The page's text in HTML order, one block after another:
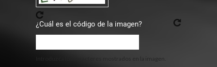
¿Cuál es el código de la imagen?
Introduzca los caracteres mostrados en la imagen.